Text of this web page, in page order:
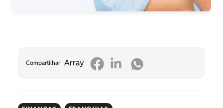
Compartilhar Array